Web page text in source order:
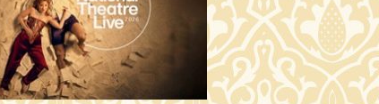
(16)